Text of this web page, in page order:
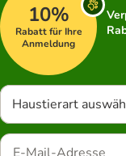
10%
Rabatt für Ihre
Anmeldung
Haustierart